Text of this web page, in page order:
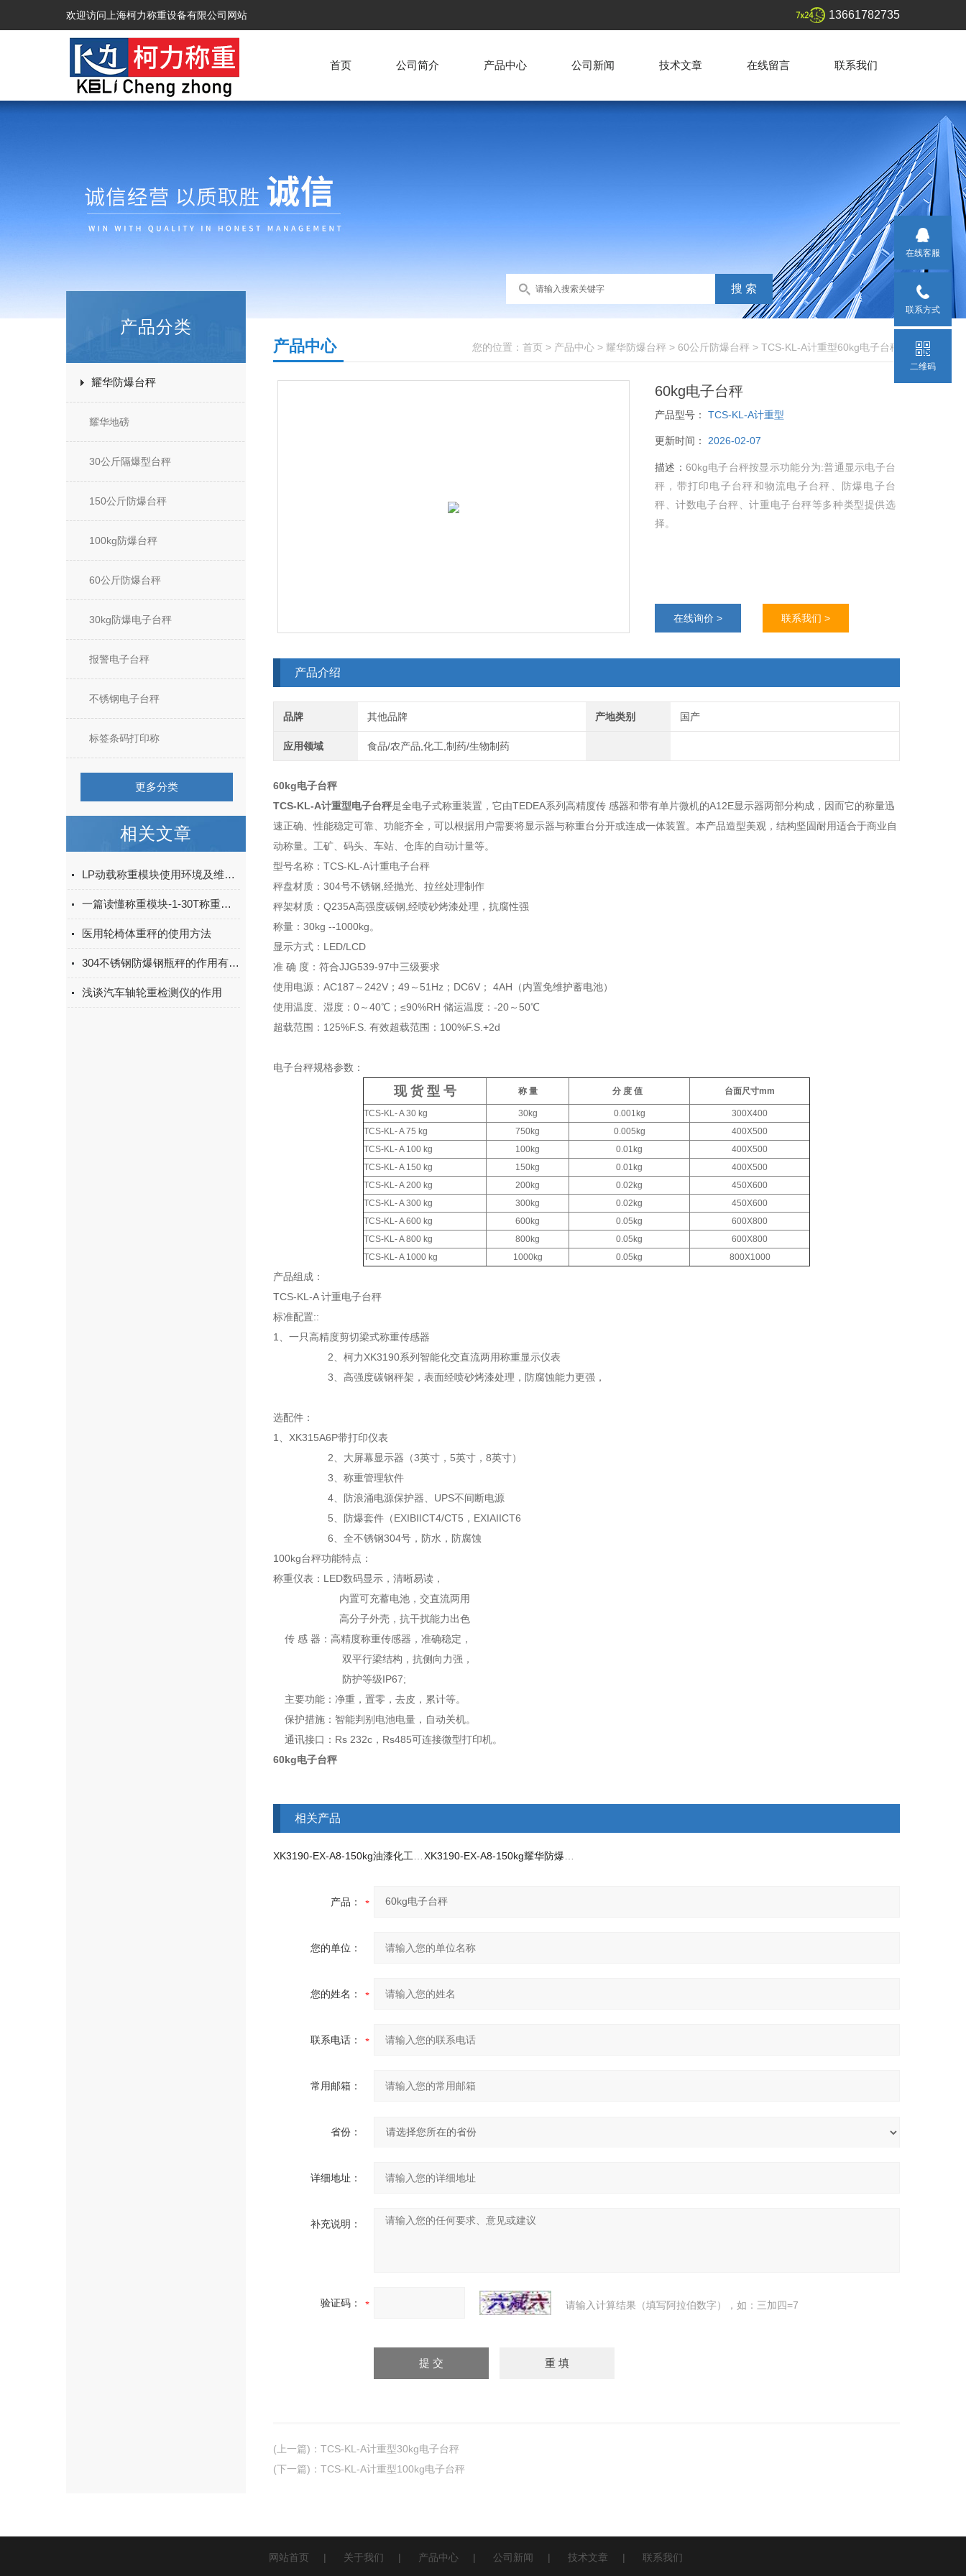
欢迎访问上海柯力称重设备有限公司网站 13661782735
首页 公司简介 产品中心 公司新闻 技术文章 在线留言 联系我们
产品分类
耀华防爆台秤
耀华地磅
30公斤隔爆型台秤
150公斤防爆台秤
100kg防爆台秤
60公斤防爆台秤
30kg防爆电子台秤
报警电子台秤
不锈钢电子台秤
标签条码打印称
更多分类
相关文章
LP动载称重模块使用环境及维护与保养
一篇读懂称重模块-1-30T称重模块安装调试注意事项
医用轮椅体重秤的使用方法
304不锈钢防爆钢瓶秤的作用有哪些你知道吗？
浅谈汽车轴轮重检测仪的作用
您的位置： 首页 > 产品中心 > 耀华防爆台秤 > 60公斤防爆台秤 > TCS-KL-A计重型60kg电子台秤
产品中心
60kg电子台秤
产品型号： TCS-KL-A计重型
更新时间： 2026-02-07
描述： 60kg电子台秤按显示功能分为:普通显示电子台
秤，带打印电子台秤和物流电子台秤、防爆电子台
秤、计数电子台秤、计重电子台秤等多种类型提供选
择。
在线询价 > 联系我们 >
产品介绍
品牌 其他品牌 产地类别 国产
应用领域 食品/农产品,化工,制药/生物制药
60kg电子台秤
TCS-KL-A计重型电子台秤是全电子式称重装置，它由TEDEA系列高精度传 感器和带有单片微机的A12E显示器两部分构成，因而它的称量迅
速正确、性能稳定可靠、功能齐全，可以根据用户需要将显示器与称重台分开或连成一体装置。本产品造型美观，结构坚固耐用适合于商业自
动称量。工矿、码头、车站、仓库的自动计量等。
型号名称：TCS-KL-A计重电子台秤
秤盘材质：304号不锈钢,经抛光、拉丝处理制作
秤架材质：Q235A高强度碳钢,经喷砂烤漆处理，抗腐性强
称量：30kg --1000kg。
显示方式：LED/LCD
准 确 度：符合JJG539-97中三级要求
使用电源：AC187～242V；49～51Hz；DC6V； 4AH（内置免维护蓄电池）
使用温度、湿度：0～40℃；≤90%RH 储运温度：-20～50℃
超载范围：125%F.S. 有效超载范围：100%F.S.+2d
电子台秤规格参数：
现 货 型 号 称 量 分 度 值 台面尺寸mm
TCS-KL- A 30 kg 30kg 0.001kg
300X400
TCS-KL- A 75 kg
750kg 0.005kg
400X500
TCS-KL- A 100 kg
100kg 0.01kg
400X500
TCS-KL- A 150 kg
150kg 0.01kg
400X500
TCS-KL- A 200 kg
200kg 0.02kg
450X600
TCS-KL- A 300 kg
300kg 0.02kg
450X600
TCS-KL- A 600 kg
600kg 0.05kg
600X800
TCS-KL- A 800 kg
800kg 0.05kg
600X800
TCS-KL- A 1000 kg
1000kg 0.05kg 800X1000
产品组成：
TCS-KL-A 计重电子台秤
标准配置::
1、一只高精度剪切梁式称重传感器
2、柯力XK3190系列智能化交直流两用称重显示仪表
3、高强度碳钢秤架，表面经喷砂烤漆处理，防腐蚀能力更强，
选配件：
1、XK315A6P带打印仪表
2、大屏幕显示器（3英寸，5英寸，8英寸）
3、称重管理软件
4、防浪涌电源保护器、UPS不间断电源
5、防爆套件（EXIBIICT4/CT5，EXIAIICT6
6、全不锈钢304号，防水，防腐蚀
100kg台秤功能特点：
称重仪表：LED数码显示，清晰易读，
内置可充蓄电池，交直流两用
高分子外壳，抗干扰能力出色
传 感 器：高精度称重传感器，准确稳定，
双平行梁结构，抗侧向力强，
防护等级IP67;
主要功能：净重，置零，去皮，累计等。
保护措施：智能判别电池电量，自动关机。
通讯接口：Rs 232c，Rs485可连接微型打印机。
60kg电子台秤
相关产品
产品：
您的单位：
您的姓名：
联系电话：
常用邮箱：
省份：
详细地址：
补充说明：
验证码： 请输入计算结果（填写阿拉伯数字），如：三加四=7
(上一篇) ： TCS-KL-A计重型30kg电子台秤
(下一篇) ： TCS-KL-A计重型100kg电子台秤
网站首页 | 关于我们 | 产品中心 | 公司新闻 | 技术文章 | 联系我们
在线客服
联系方式
二维码